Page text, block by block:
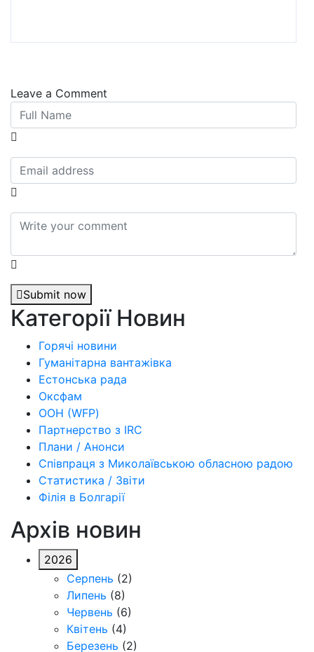
Leave a Comment
Submit now
Категорії Новин
Горячі новини
Гуманітарна вантажівка
Естонська рада
Оксфам
ООН (WFP)
Партнерство з IRC
Плани / Анонси
Співпраця з Миколаївською обласною радою
Статистика / Звіти
Філія в Болгарії
Архів новин
2026
Серпень (2)
Липень (8)
Червень (6)
Квітень (4)
Березень (2)